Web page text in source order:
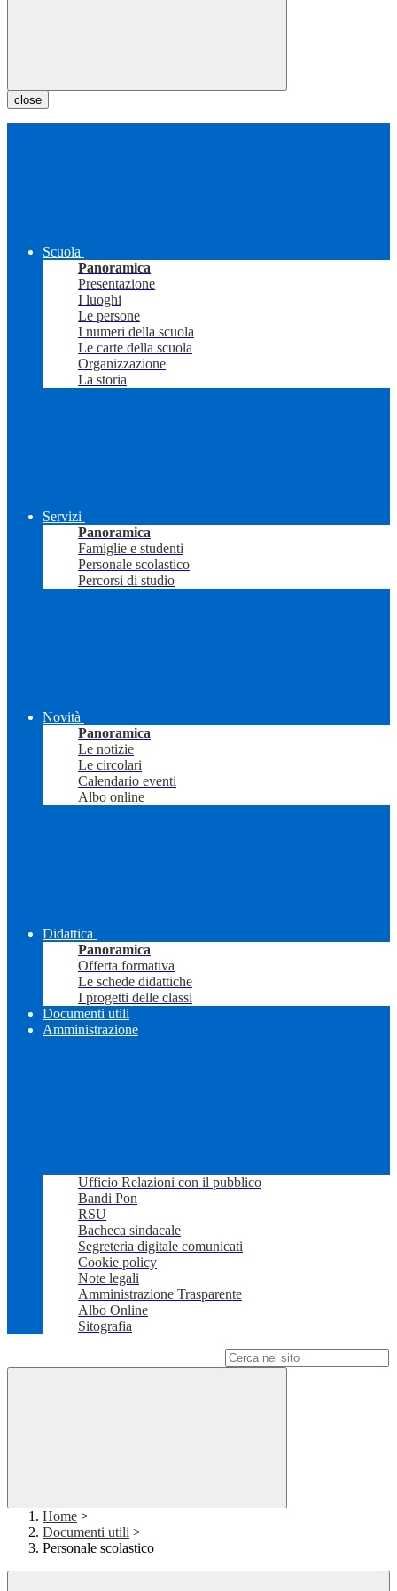
close
Scuola
Panoramica
Presentazione
I luoghi
Le persone
I numeri della scuola
Le carte della scuola
Organizzazione
La storia
Servizi
Panoramica
Famiglie e studenti
Personale scolastico
Percorsi di studio
Novità
Panoramica
Le notizie
Le circolari
Calendario eventi
Albo online
Didattica
Panoramica
Offerta formativa
Le schede didattiche
I progetti delle classi
Documenti utili
Amministrazione
Ufficio Relazioni con il pubblico
Bandi Pon
RSU
Bacheca sindacale
Segreteria digitale comunicati
Cookie policy
Note legali
Amministrazione Trasparente
Albo Online
Sitografia
Home >
Documenti utili >
Personale scolastico